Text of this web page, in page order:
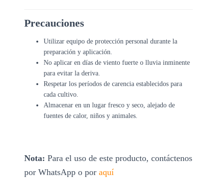
Precauciones
Utilizar equipo de protección personal durante la
preparación y aplicación.
No aplicar en días de viento fuerte o lluvia inminente
para evitar la deriva.
Respetar los períodos de carencia establecidos para
cada cultivo.
Almacenar en un lugar fresco y seco, alejado de
fuentes de calor, niños y animales.
Nota: Para el uso de este producto, contáctenos
por WhatsApp o por aquí